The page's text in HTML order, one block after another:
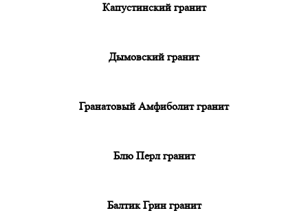
Капустинский гранит
Дымовский гранит
Гранатовый Амфиболит гранит
Блю Перл гранит
Балтик Грин гранит